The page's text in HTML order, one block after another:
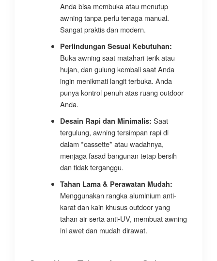
Anda bisa membuka atau menutup
awning tanpa perlu tenaga manual.
Sangat praktis dan modern.
Perlindungan Sesuai Kebutuhan:
Buka awning saat matahari terik atau
hujan, dan gulung kembali saat Anda
ingin menikmati langit terbuka. Anda
punya kontrol penuh atas ruang outdoor
Anda.
Desain Rapi dan Minimalis: Saat
tergulung, awning tersimpan rapi di
dalam *cassette* atau wadahnya,
menjaga fasad bangunan tetap bersih
dan tidak terganggu.
Tahan Lama & Perawatan Mudah:
Menggunakan rangka aluminium anti-
karat dan kain khusus outdoor yang
tahan air serta anti-UV, membuat awning
ini awet dan mudah dirawat.